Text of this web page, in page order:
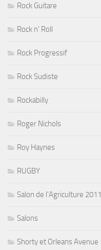
Rock Guitare
Rock n' Roll
Rock Progressif
Rock Sudiste
Rockabilly
Roger Nichols
Roy Haynes
RUGBY
Salon de l'Agriculture 2011
Salons
Shorty et Orleans Avenue